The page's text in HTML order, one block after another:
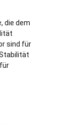
die dem
sind für